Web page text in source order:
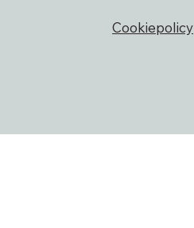
Cookiepolicy